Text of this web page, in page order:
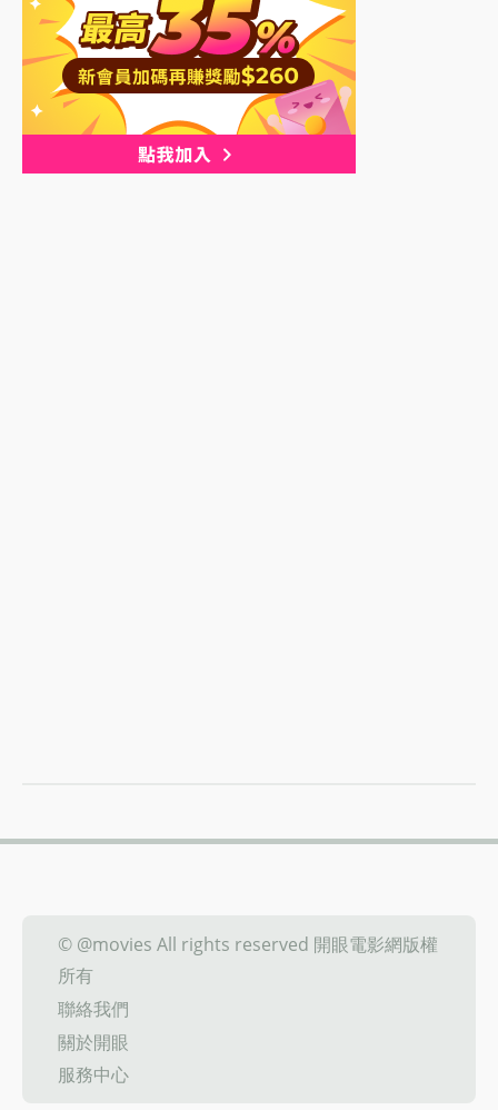
© @movies All rights reserved 開眼電影網版權
所有
聯絡我們
關於開眼
服務中心